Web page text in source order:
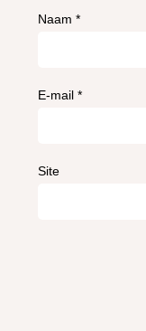
Naam*
E-mail*
Site